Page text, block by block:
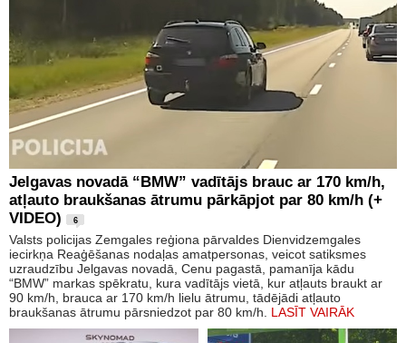
Jelgavas novadā “BMW” vadītājs brauc ar 170 km/h,
atļauto braukšanas ātrumu pārkāpjot par 80 km/h (+
VIDEO)
6
Valsts policijas Zemgales reģiona pārvaldes Dienvidzemgales
iecirkņa Reaģēšanas nodaļas amatpersonas, veicot satiksmes
uzraudzību Jelgavas novadā, Cenu pagastā, pamanīja kādu
“BMW” markas spēkratu, kura vadītājs vietā, kur atļauts braukt ar
90 km/h, brauca ar 170 km/h lielu ātrumu, tādējādi atļauto
braukšanas ātrumu pārsniedzot par 80 km/h. LASĪT VAIRĀK